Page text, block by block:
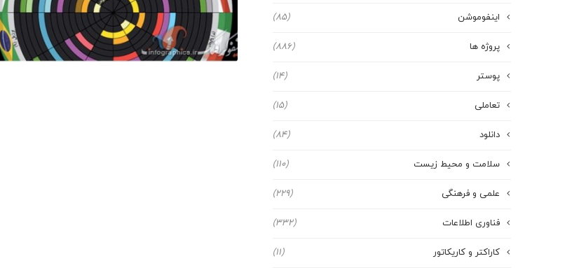
اینفوموشن (85)
پروژه ها (886)
پوستر (14)
تعاملی (15)
دانلود (84)
سلامت و محیط زیست (110)
علمی و فرهنگی (229)
فناوری اطلاعات (332)
کاراکتر و کاریکاتور (11)